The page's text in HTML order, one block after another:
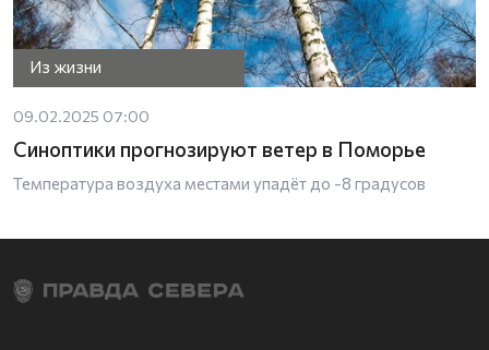
Из жизни
09.02.2025 07:00
Синоптики прогнозируют ветер в Поморье
Температура воздуха местами упадёт до -8 градусов